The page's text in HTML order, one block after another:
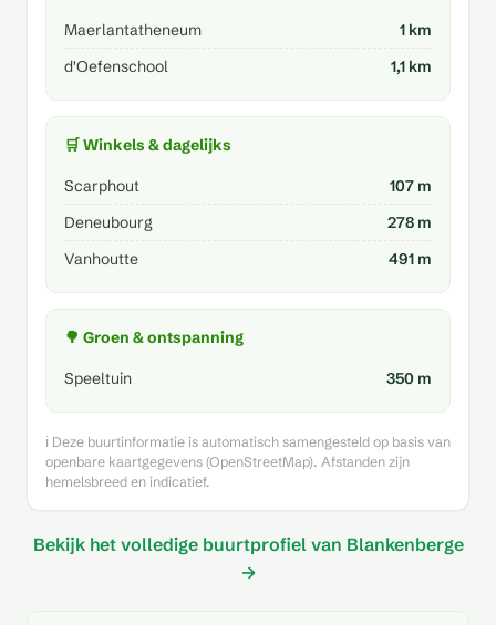
Maerlantatheneum
1 km
d'Oefenschool
1,1 km
🛒 Winkels & dagelijks
Scarphout
107 m
Deneubourg
278 m
Vanhoutte
491 m
🌳 Groen & ontspanning
Speeltuin 350 m
ℹ️ Deze buurtinformatie is automatisch samengesteld op basis van
openbare kaartgegevens (OpenStreetMap). Afstanden zijn
hemelsbreed en indicatief.
Bekijk het volledige buurtprofiel van Blankenberge
→